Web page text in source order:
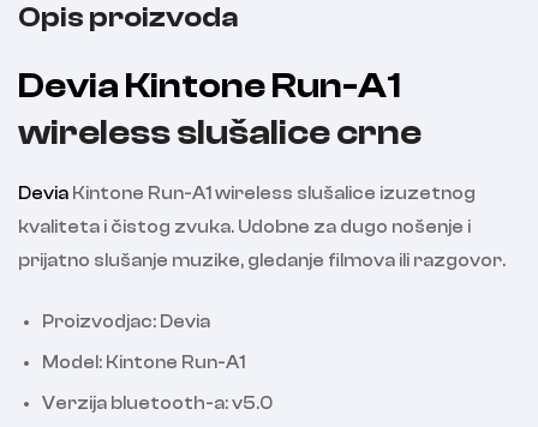
Opis proizvoda
Devia Kintone Run-A1
wireless slušalice crne
Devia Kintone Run-A1 wireless slušalice izuzetnog
kvaliteta i čistog zvuka. Udobne za dugo nošenje i
prijatno slušanje muzike, gledanje filmova ili razgovor.
Proizvodjac: Devia
Model: Kintone Run-A1
Verzija bluetooth-a: v5.0